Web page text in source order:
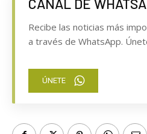
Recibe las noticias más
a través de WhatsApp.
ÚNETE